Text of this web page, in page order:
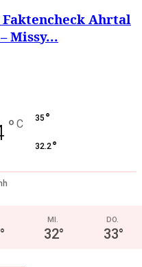
Ahrtal
Missy...
° C 35 °
32.2°
°
MI.
32°
DO.
33°